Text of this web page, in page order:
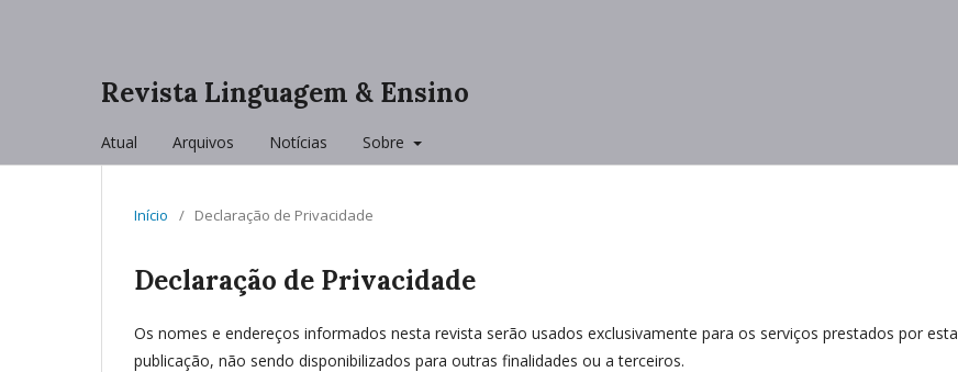
Revista Linguagem & Ensino
Atual Arquivos Notícias Sobre
Início / Declaração de Privacidade
Declaração de Privacidade
Os nomes e endereços informados nesta revista serão usados exclusivamente para os serviços prestados por esta
publicação, não sendo disponibilizados para outras finalidades ou a terceiros.